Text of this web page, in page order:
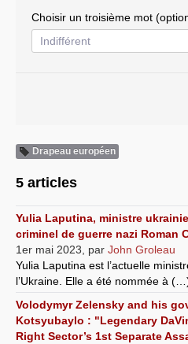
Systèmes & société sous
Choisir un troisième mot
Drapeau européen
5 articles
Yulia Laputina, ministre
criminel de guerre nazi Roman
1er mai 2023
par John Groleau
Yulia Laputina est l’actuelle
l’Ukraine. Elle a été nommée à
Volodymyr Zelensky and his
Kotsyubaylo : "Legendary
Right Sector’s 1st Separate